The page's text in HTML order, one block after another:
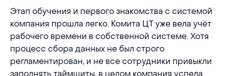
Этап обучения и первого знакомства с системой
компания прошла легко. Комита ЦТ уже вела учёт
рабочего времени в собственной системе. Хотя
процесс сбора данных не был строго
регламентирован, и не все сотрудники привыкли
заполнять таймшиты, в целом компания успела